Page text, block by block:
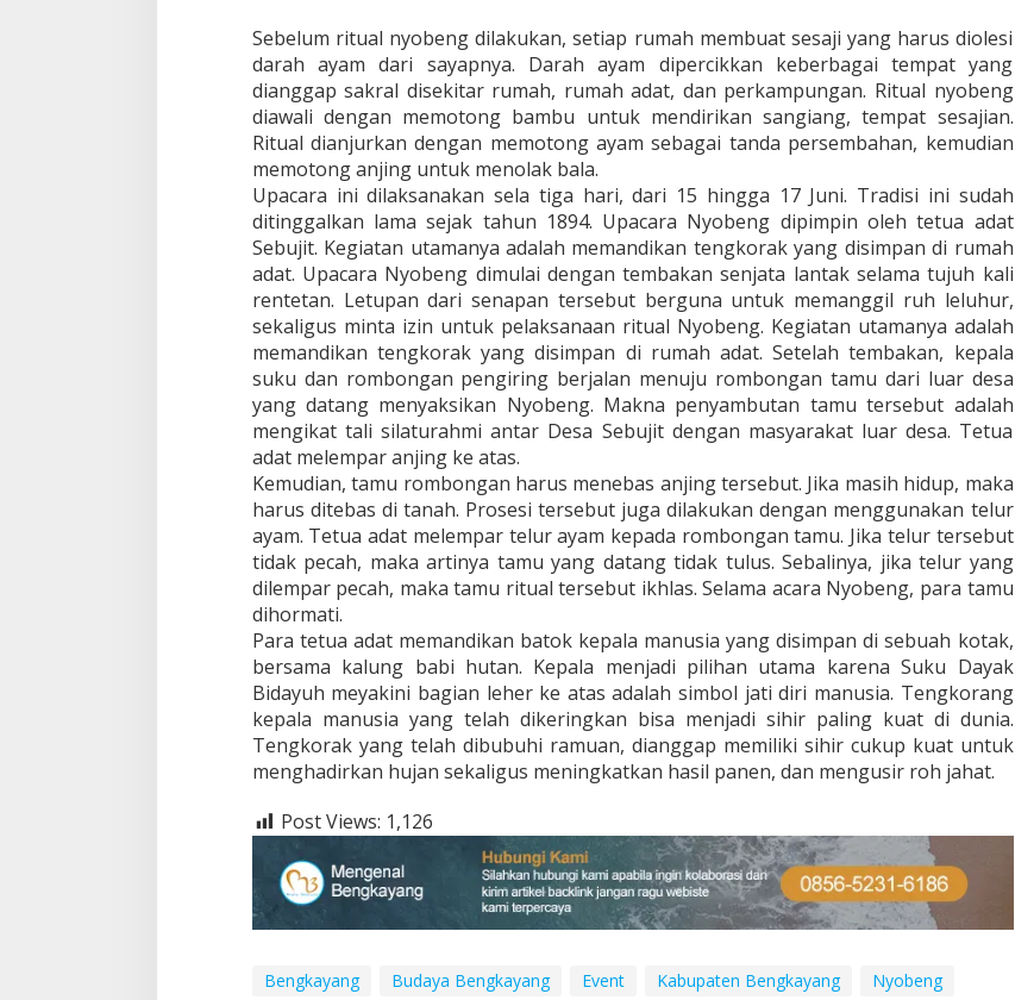
Sebelum ritual nyobeng dilakukan, setiap rumah membuat sesaji yang harus diolesi
darah ayam dari sayapnya. Darah ayam dipercikkan keberbagai tempat yang
dianggap sakral disekitar rumah, rumah adat, dan perkampungan. Ritual nyobeng
diawali dengan memotong bambu untuk mendirikan sangiang, tempat sesajian.
Ritual dianjurkan dengan memotong ayam sebagai tanda persembahan, kemudian
memotong anjing untuk menolak bala.
Upacara ini dilaksanakan sela tiga hari, dari 15 hingga 17 Juni. Tradisi ini sudah
ditinggalkan lama sejak tahun 1894. Upacara Nyobeng dipimpin oleh tetua adat
Sebujit. Kegiatan utamanya adalah memandikan tengkorak yang disimpan di rumah
adat. Upacara Nyobeng dimulai dengan tembakan senjata lantak selama tujuh kali
rentetan. Letupan dari senapan tersebut berguna untuk memanggil ruh leluhur,
sekaligus minta izin untuk pelaksanaan ritual Nyobeng. Kegiatan utamanya adalah
memandikan tengkorak yang disimpan di rumah adat. Setelah tembakan, kepala
suku dan rombongan pengiring berjalan menuju rombongan tamu dari luar desa
yang datang menyaksikan Nyobeng. Makna penyambutan tamu tersebut adalah
mengikat tali silaturahmi antar Desa Sebujit dengan masyarakat luar desa. Tetua
adat melempar anjing ke atas.
Kemudian, tamu rombongan harus menebas anjing tersebut. Jika masih hidup, maka
harus ditebas di tanah. Prosesi tersebut juga dilakukan dengan menggunakan telur
ayam. Tetua adat melempar telur ayam kepada rombongan tamu. Jika telur tersebut
tidak pecah, maka artinya tamu yang datang tidak tulus. Sebalinya, jika telur yang
dilempar pecah, maka tamu ritual tersebut ikhlas. Selama acara Nyobeng, para tamu
dihormati.
Para tetua adat memandikan batok kepala manusia yang disimpan di sebuah kotak,
bersama kalung babi hutan. Kepala menjadi pilihan utama karena Suku Dayak
Bidayuh meyakini bagian leher ke atas adalah simbol jati diri manusia. Tengkorang
kepala manusia yang telah dikeringkan bisa menjadi sihir paling kuat di dunia.
Tengkorak yang telah dibubuhi ramuan, dianggap memiliki sihir cukup kuat untuk
menghadirkan hujan sekaligus meningkatkan hasil panen, dan mengusir roh jahat.
Post Views: 1,126
Bengkayang Budaya Bengkayang Event Kabupaten Bengkayang
Nyobeng